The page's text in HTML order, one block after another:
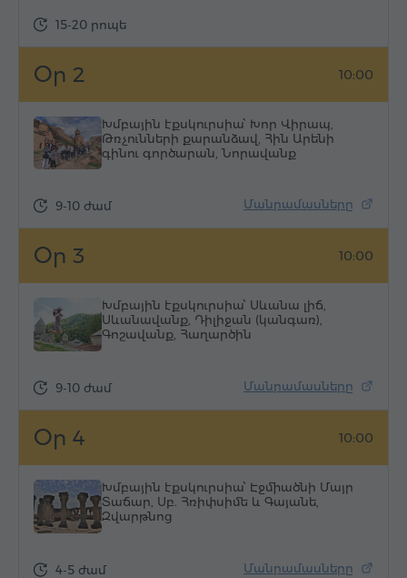
15-20 րոպե
Օր 2 10:00
Խմբային էքսկուրսիա՝ Խոր Վիրապ,
Թռչունների քարանձավ, Հին Արենի
գինու գործարան, Նորավանք
Մանրամասները
9-10 ժամ
Օր 3 10:00
Խմբային էքսկուրսիա՝ Սևանա լիճ,
Սևանավանք, Դիլիջան (կանգառ),
Գոշավանք, Հաղարծին
Մանրամասները
9-10 ժամ
Օր 4 10:00
Խմբային էքսկուրսիա՝ Էջմիածնի Մայր
Տաճար, Սբ. Հռիփսիմե և Գայանե,
Զվարթնոց
Մանրամասները
4-5 ժամ